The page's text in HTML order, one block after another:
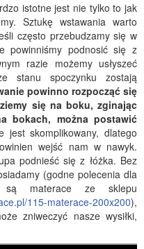
istotne jest nie tylko to jak
Sztukę wstawania warto
często przebudzamy się w
powinniśmy podnosić się z
razie możemy usłyszeć
stanu spoczynku zostają
powinno rozpocząć się
się na boku, zginając
bokach, można postawić
jest skomplikowany, dlatego
wejść nam w nawyk.
podnieść się z łóżka. Bez
(godne polecenia dla
są materace ze sklepu
115-materace-200x200),
zniweczyć nasze wysiłki,